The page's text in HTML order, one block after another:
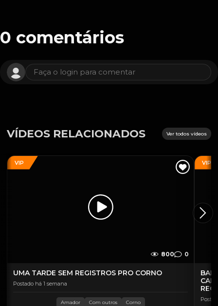
0 comentários
Faça o login para comentar
VÍDEOS RELACIONADOS Ver todos vídeos
VIP
800 0
UMA TARDE SEM REGISTROS PRO CORNO
Postado há 1 semana
Amador Com outros Corno
VIP